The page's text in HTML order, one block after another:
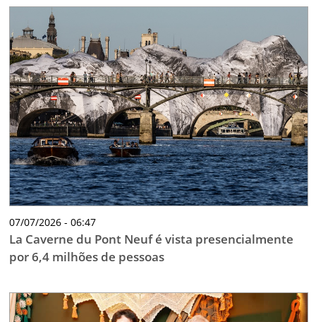
07/07/2026 - 06:47
La Caverne du Pont Neuf é vista presencialmente
por 6,4 milhões de pessoas